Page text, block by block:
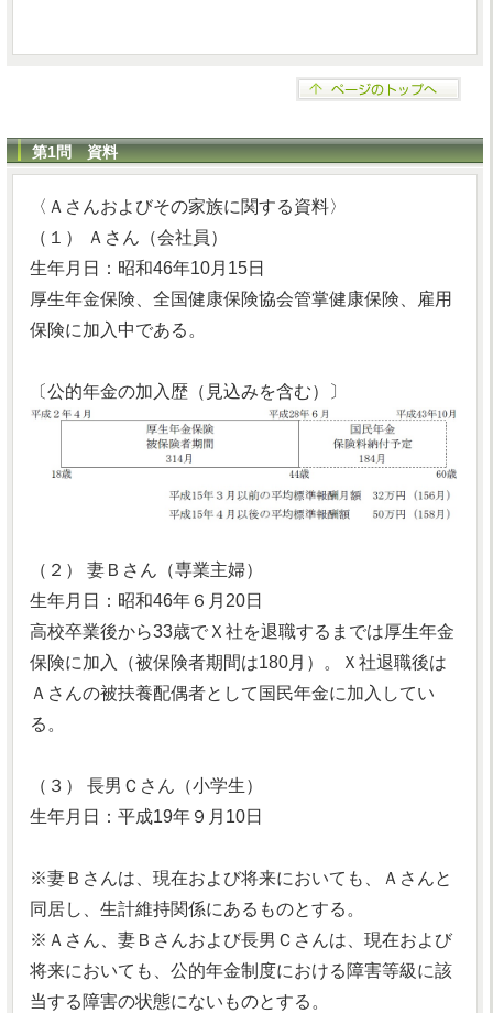
第1問 資料
〈Ａさんおよびその家族に関する資料〉
（１） Ａさん（会社員）
生年月日：昭和46年10月15日
厚生年金保険、全国健康保険協会管掌健康保険、雇用
保険に加入中である。
〔公的年金の加入歴（見込みを含む）〕
（２） 妻Ｂさん（専業主婦）
生年月日：昭和46年６月20日
高校卒業後から33歳でＸ社を退職するまでは厚生年金
保険に加入（被保険者期間は180月）。Ｘ社退職後は
Ａさんの被扶養配偶者として国民年金に加入してい
る。
（３） 長男Ｃさん（小学生）
生年月日：平成19年９月10日
※妻Ｂさんは、現在および将来においても、Ａさんと
同居し、生計維持関係にあるものとする。
※Ａさん、妻Ｂさんおよび長男Ｃさんは、現在および
将来においても、公的年金制度における障害等級に該
当する障害の状態にないものとする。